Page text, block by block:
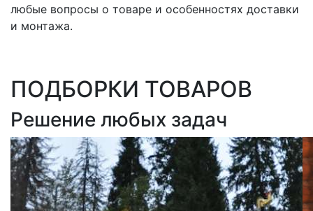
любые вопросы о товаре и особенностях доставки
и монтажа.
ПОДБОРКИ ТОВАРОВ
Решение любых задач